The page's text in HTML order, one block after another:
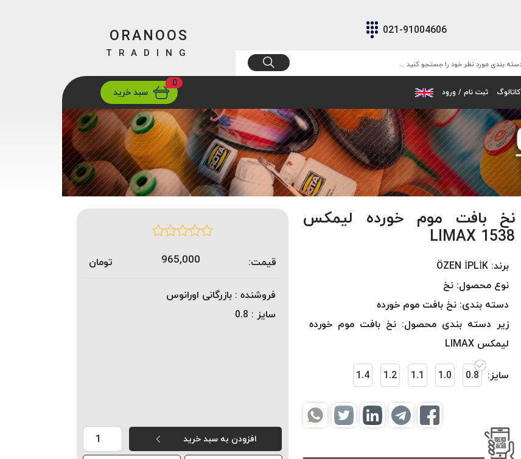
021-91004606
ارسالتهران/ تهران
ORANOOS
TRADING
کاتالوگ ثبت نام / ورود
0
سبد خرید
نخ بافت موم خورده لیمکس
1538 LIMAX
برند: ÖZEN İPLİK
نوع محصول: نخ
دسته بندی: نخ بافت موم خورده
زیر دسته بندی محصول: نخ بافت موم خورده
لیمکس LIMAX
سایز: 0.8
1.0
1.1
1.2
1.4
قیمت: 965,000
تومان
فروشنده : بازرگانی اورانوس
سایز : 0.8
افزودن به سبد خرید